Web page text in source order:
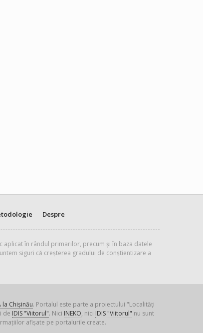
Despre
în rândul primarilor, precum și în baza datele
siguri că creșterea gradului de conștientizare a
la Chișinău. Portalul este parte a proiectului "Localități
de IDIS "Viitorul". Nici INEKO, nici IDIS "Viitorul" nu sunt
afișate pe portalurile create.